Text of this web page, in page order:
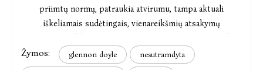
priimtų normų, patraukia atvirumu, tampa aktuali
iškeliamais sudėtingais, vienareikšmių atsakymų
kalbos Akvilina Cicėnaitė Charles.
Žymos: glennon doyle nesutramdyta